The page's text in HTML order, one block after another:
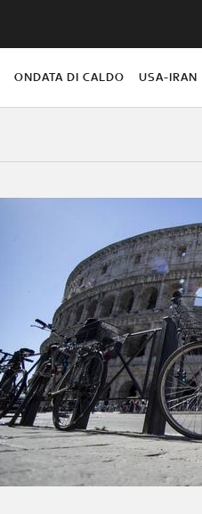
ONDATA DI CALDO USA-IRAN